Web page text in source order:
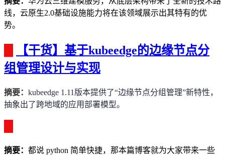
线，云原生2.0基础设施能力将在该领域展示出其特有的优
势。
【干货】基于kubeedge的边缘节点分
组管理设计与实现
摘要： kubeedge 1.11 版本提供了“边缘节点分组管理”新特性，
抽象出了跨地域的应用部署模型。
摘要： 都说 python 简单快捷，那本篇博客就为大家带来一些